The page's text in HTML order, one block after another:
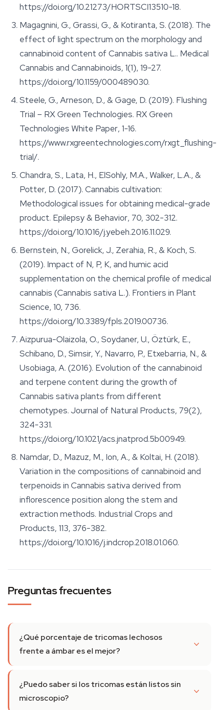
https://doi.org/10.21273/HORTSCI13510-18.
Magagnini, G., Grassi, G., & Kotiranta, S. (2018). The
effect of light spectrum on the morphology and
cannabinoid content of Cannabis sativa L.. Medical
Cannabis and Cannabinoids, 1(1), 19-27.
https://doi.org/10.1159/000489030.
Steele, G., Arneson, D., & Gage, D. (2019). Flushing
Trial – RX Green Technologies. RX Green
Technologies White Paper, 1-16.
https://www.rxgreentechnologies.com/rxgt_flushing-
trial/.
Chandra, S., Lata, H., ElSohly, M.A., Walker, L.A., &
Potter, D. (2017). Cannabis cultivation:
Methodological issues for obtaining medical-grade
product. Epilepsy & Behavior, 70, 302-312.
https://doi.org/10.1016/j.yebeh.2016.11.029.
Bernstein, N., Gorelick, J., Zerahia, R., & Koch, S.
(2019). Impact of N, P, K, and humic acid
supplementation on the chemical profile of medical
cannabis (Cannabis sativa L.). Frontiers in Plant
Science, 10, 736.
https://doi.org/10.3389/fpls.2019.00736.
Aizpurua-Olaizola, O., Soydaner, U., Öztürk, E.,
Schibano, D., Simsir, Y., Navarro, P., Etxebarria, N., &
Usobiaga, A. (2016). Evolution of the cannabinoid
and terpene content during the growth of
Cannabis sativa plants from different
chemotypes. Journal of Natural Products, 79(2),
324-331.
https://doi.org/10.1021/acs.jnatprod.5b00949.
Namdar, D., Mazuz, M., Ion, A., & Koltai, H. (2018).
Variation in the compositions of cannabinoid and
terpenoids in Cannabis sativa derived from
inflorescence position along the stem and
extraction methods. Industrial Crops and
Products, 113, 376-382.
https://doi.org/10.1016/j.indcrop.2018.01.060.
Preguntas frecuentes
¿Qué porcentaje de tricomas lechosos
frente a ámbar es el mejor?
¿Puedo saber si los tricomas están listos sin
microscopio?